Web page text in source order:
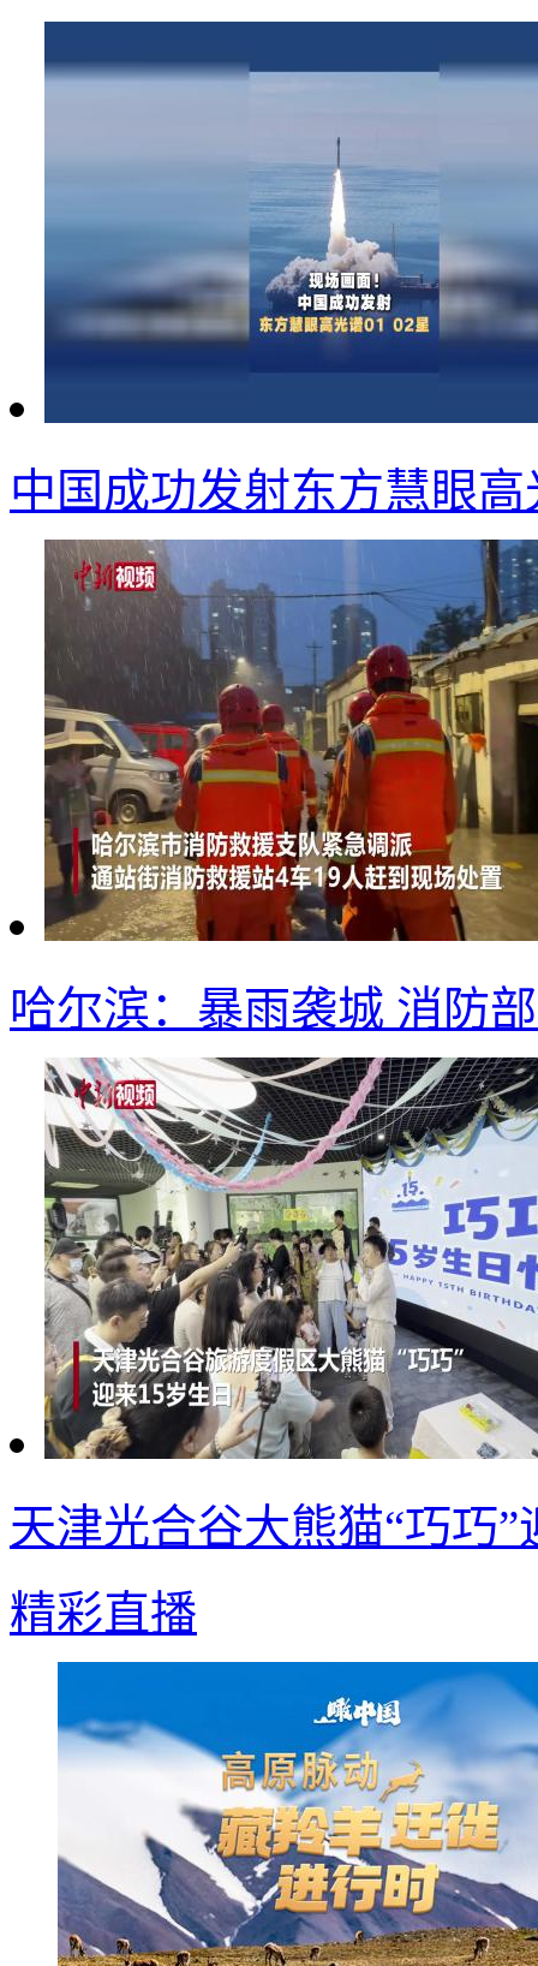
中国成功发射东方慧眼高
哈尔滨：暴雨袭城 消防
天津光合谷大熊猫“巧巧”
精彩直播